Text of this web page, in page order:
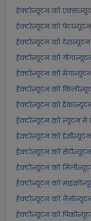
हेक्टोन्यूटन को
हेक्टोन्यूटन को
हेक्टोन्यूटन को
हेक्टोन्यूटन को
हेक्टोन्यूटन को
हेक्टोन्यूटन को
हेक्टोन्यूटन को
हेक्टोन्यूटन को न्यूटन में
हेक्टोन्यूटन को
हेक्टोन्यूटन को
हेक्टोन्यूटन को
हेक्टोन्यूटन को
हेक्टोन्यूटन को
हेक्टोन्यूटन को